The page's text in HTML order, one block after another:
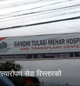
सेवा विस्तारको